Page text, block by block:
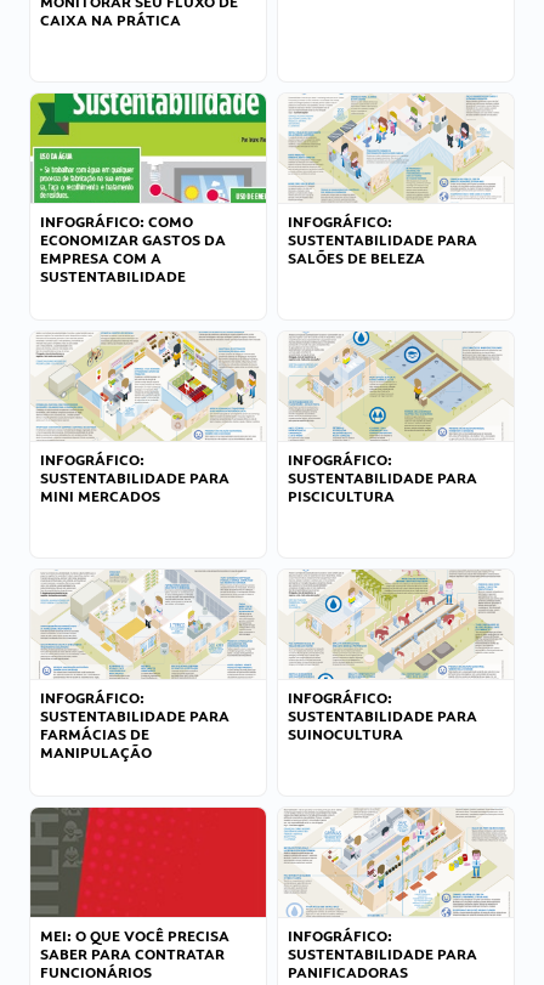
CAIXA NA PRÁTICA
INFOGRÁFICO: COMO
ECONOMIZAR GASTOS DA
EMPRESA COM A
SUSTENTABILIDADE
INFOGRÁFICO:
SUSTENTABILIDADE PARA
SALÕES DE BELEZA
INFOGRÁFICO:
SUSTENTABILIDADE PARA
MINI MERCADOS
INFOGRÁFICO:
SUSTENTABILIDADE PARA
PISCICULTURA
INFOGRÁFICO:
SUSTENTABILIDADE PARA
FARMÁCIAS DE
MANIPULAÇÃO
INFOGRÁFICO:
SUSTENTABILIDADE PARA
SUINOCULTURA
MEI: O QUE VOCÊ PRECISA
SABER PARA CONTRATAR
FUNCIONÁRIOS
INFOGRÁFICO:
SUSTENTABILIDADE PARA
PANIFICADORAS